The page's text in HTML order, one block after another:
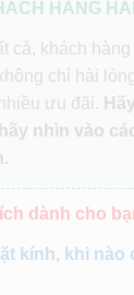
HÀNG
cả, khách
không chỉ hài
ưu đãi.
nhìn vào
dành cho
kính, khi nào